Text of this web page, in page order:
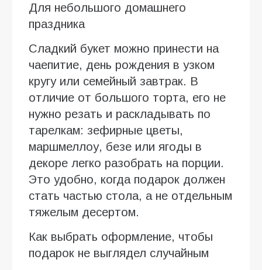
Для небольшого домашнего
праздника
Сладкий букет можно принести на
чаепитие, день рождения в узком
кругу или семейный завтрак. В
отличие от большого торта, его не
нужно резать и раскладывать по
тарелкам: зефирные цветы,
маршмеллоу, безе или ягоды в
декоре легко разобрать на порции.
Это удобно, когда подарок должен
стать частью стола, а не отдельным
тяжелым десертом.
Как выбрать оформление, чтобы
подарок не выглядел случайным